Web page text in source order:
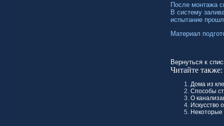
После монтажа
В систему
испытание
Материал
Вернуться к
Читайте также:
Дома из
Способы
О
Искусство
Некоторые